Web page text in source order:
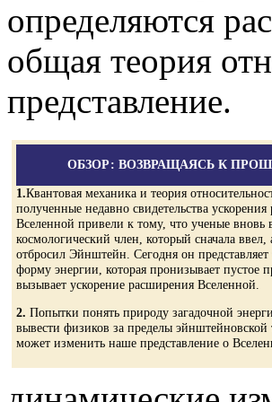
определяются
общая теория
представление.
ОБЗОР: ВОЗВРАЩАЯСЬ К
1.Квантовая механика и теория
полученные недавно свидетельства
Вселенной привели к тому, что ученые вновь
космологический член, который сначала ввел,
отбросил Эйнштейн. Сегодня он
форму энергии, которая пронизывает пустое
вызывает ускорение расширения Вселенной.
2. Попытки понять природу загадочной
вывести физиков за пределы эйнштейновской
может изменить наше представление о